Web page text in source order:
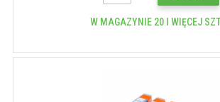
W MAGAZYNIE 20 I WIĘCEJ